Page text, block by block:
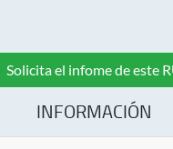
Solicita el infome de este
INFORMACIÓN